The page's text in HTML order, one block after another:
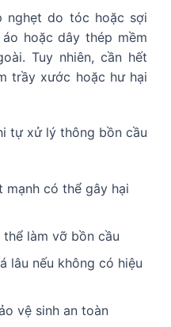
nghẹt do tóc hoặc sợi
hoặc dây thép mềm
Tuy nhiên, cần hết
trầy xước hoặc hư hại
tự xử lý thông bồn cầu
mạnh có thể gây hại
làm vỡ bồn cầu
lâu nếu không có hiệu
vệ sinh an toàn